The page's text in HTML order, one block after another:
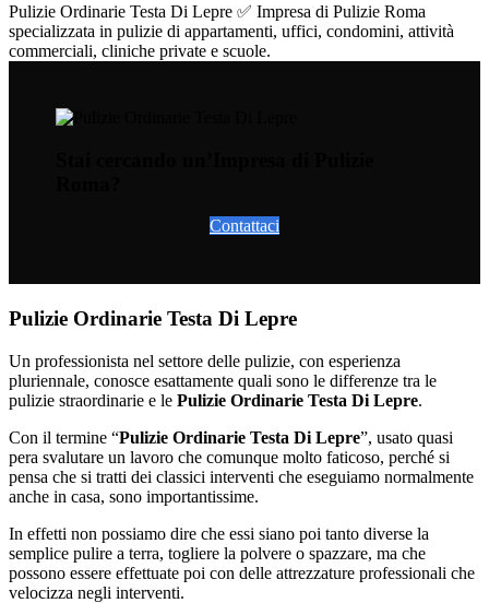
Pulizie Ordinarie Testa Di Lepre ✅ Impresa di Pulizie Roma
specializzata in pulizie di appartamenti, uffici, condomini, attività
commerciali, cliniche private e scuole.
Contattaci
Pulizie Ordinarie Testa Di Lepre
Un professionista nel settore delle pulizie, con esperienza
pluriennale, conosce esattamente quali sono le differenze tra le
pulizie straordinarie e le Pulizie Ordinarie Testa Di Lepre.
Con il termine “Pulizie Ordinarie Testa Di Lepre”, usato quasi
pera svalutare un lavoro che comunque molto faticoso, perché si
pensa che si tratti dei classici interventi che eseguiamo normalmente
anche in casa, sono importantissime.
In effetti non possiamo dire che essi siano poi tanto diverse la
semplice pulire a terra, togliere la polvere o spazzare, ma che
possono essere effettuate poi con delle attrezzature professionali che
velocizza negli interventi.